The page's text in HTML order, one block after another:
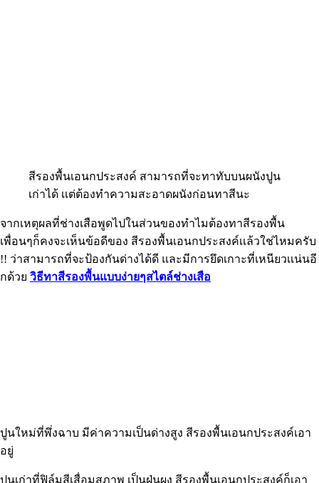
สีรองพื้นเอนกประสงค์ สามารถที่จะทาทับบนผนังปูน
เก่าได้ เเต่ต้องทำความสะอาดผนังก่อนทาสีนะ
จากเหตุผลที่ช่างเสือพูดไปในส่วนของทำไมต้องทาสีรองพื้น
เพื่อนๆก็คงจะเห็นข้อดีของ สีรองพื้นเอนกประสงค์เเล้วใช่ไหมครับ
!! ว่าสามารถที่จะป้องกันด่างได้ดี และมีการยึดเกาะที่เหนียวเเน่นอี
กด้วย วิธีทาสีรองพื้นแบบง่ายๆสไตล์ช่างเสือ
ปูนใหม่ที่พึ่งฉาบ มีค่าความเป็นด่างสูง สีรองพื้นเอนกประสงค์เอา
อยู่
ปูนเก่าที่ฟิล์มสีเสื่อมสภาพ เป็นฝุ่นผง สีรองพื้นเอนกประสงค์ก็เอา